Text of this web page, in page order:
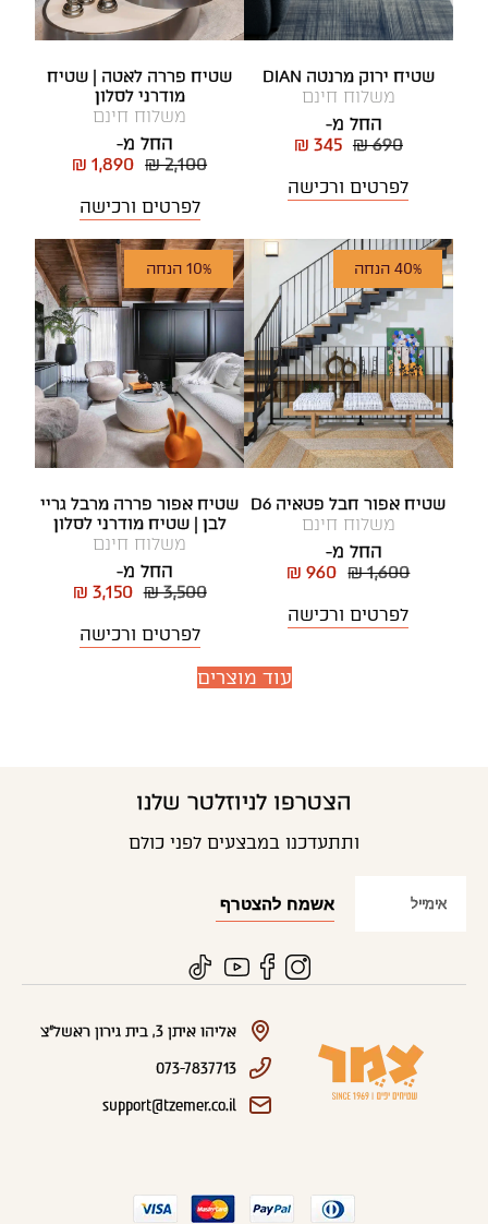
שטיח ירוק מרנטה DIAN
משלוח חינם
החל מ-
₪ 690
₪ 345
לפרטים ורכישה
שטיח פררה לאטה | שטיח
מודרני לסלון
משלוח חינם
החל מ-
₪ 2,100
₪ 1,890
לפרטים ורכישה
40% הנחה
שטיח אפור חבל פטאיה D6
משלוח חינם
החל מ-
₪ 1,600
₪ 960
לפרטים ורכישה
10% הנחה
שטיח אפור פררה מרבל גריי
לבן | שטיח מודרני לסלון
משלוח חינם
החל מ-
₪ 3,500
₪ 3,150
לפרטים ורכישה
עוד מוצרים
הצטרפו לניוזלטר שלנו
ותתעדכנו במבצעים לפני כולם
אליהו איתן 3, בית גירון ראשל"צ
073-7837713
support@tzemer.co.il